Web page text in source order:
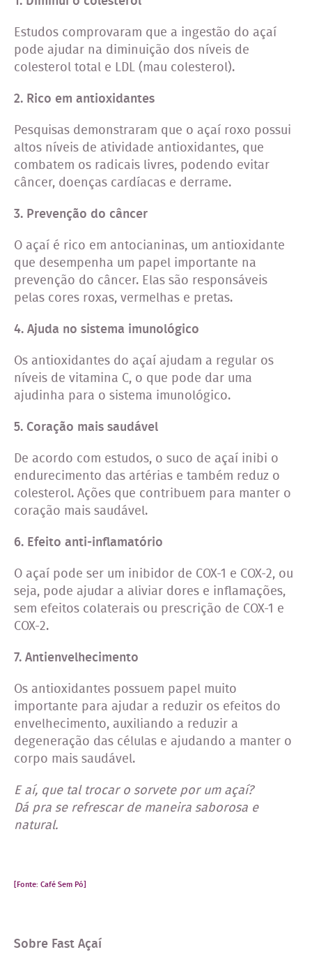
Estudos comprovaram que a ingestão do açaí
pode ajudar na diminuição dos níveis de
colesterol total e LDL (mau colesterol).
2. Rico em antioxidantes
Pesquisas demonstraram que o açaí roxo possui
altos níveis de atividade antioxidantes, que
combatem os radicais livres, podendo evitar
câncer, doenças cardíacas e derrame.
3. Prevenção do câncer
O açaí é rico em antocianinas, um antioxidante
que desempenha um papel importante na
prevenção do câncer. Elas são responsáveis
pelas cores roxas, vermelhas e pretas.
4. Ajuda no sistema imunológico
Os antioxidantes do açaí ajudam a regular os
níveis de vitamina C, o que pode dar uma
ajudinha para o sistema imunológico.
5. Coração mais saudável
De acordo com estudos, o suco de açaí inibi o
endurecimento das artérias e também reduz o
colesterol. Ações que contribuem para manter o
coração mais saudável.
6. Efeito anti-inflamatório
O açaí pode ser um inibidor de COX-1 e COX-2, ou
seja, pode ajudar a aliviar dores e inflamações,
sem efeitos colaterais ou prescrição de COX-1 e
COX-2.
7. Antienvelhecimento
Os antioxidantes possuem papel muito
importante para ajudar a reduzir os efeitos do
envelhecimento, auxiliando a reduzir a
degeneração das células e ajudando a manter o
corpo mais saudável.
E aí, que tal trocar o sorvete por um açaí?
Dá pra se refrescar de maneira saborosa e
natural.
[Fonte: Café Sem Pó
Sobre Fast Açaí